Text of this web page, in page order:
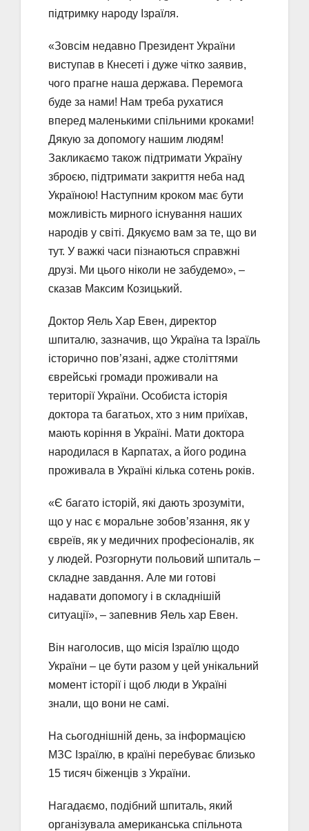
підтримку народу Ізраїля.
«Зовсім недавно Президент України
виступав в Кнесеті і дуже чітко заявив,
чого прагне наша держава. Перемога
буде за нами! Нам треба рухатися
вперед маленькими спільними кроками!
Дякую за допомогу нашим людям!
Закликаємо також підтримати Україну
зброєю, підтримати закриття неба над
Україною! Наступним кроком має бути
можливість мирного існування наших
народів у світі. Дякуємо вам за те, що ви
тут. У важкі часи пізнаються справжні
друзі. Ми цього ніколи не забудемо», –
сказав Максим Козицький.
Доктор Яель Хар Евен, директор
шпиталю, зазначив, що Україна та Ізраїль
історично пов’язані, адже століттями
єврейські громади проживали на
території України. Особиста історія
доктора та багатьох, хто з ним приїхав,
мають коріння в Україні. Мати доктора
народилася в Карпатах, а його родина
проживала в Україні кілька сотень років.
«Є багато історій, які дають зрозуміти,
що у нас є моральне зобов’язання, як у
євреїв, як у медичних професіоналів, як
у людей. Розгорнути польовий шпиталь –
складне завдання. Але ми готові
надавати допомогу і в складнішій
ситуації», – запевнив Яель хар Евен.
Він наголосив, що місія Ізраїлю щодо
України – це бути разом у цей унікальний
момент історії і щоб люди в Україні
знали, що вони не самі.
На сьогоднішній день, за інформацією
МЗС Ізраїлю, в країні перебуває близько
15 тисяч біженців з України.
Нагадаємо, подібний шпиталь, який
організувала американська спільнота